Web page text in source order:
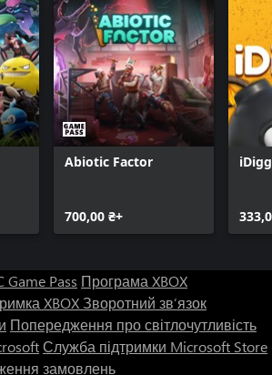
Abiotic Factor
700,00 ₴+
Game Pass Програма XBOX
XBOXЗворотний зв’язок
Попередження про світлочутливість
Служба підтримки Microsoft Store
замовлень